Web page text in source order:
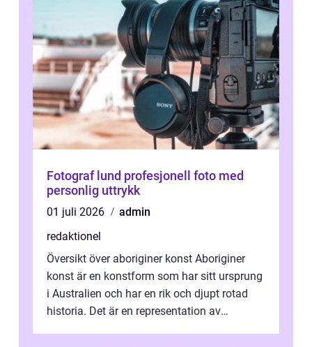
Fotograf lund profesjonell foto med
personlig uttrykk
01 juli 2026
admin
redaktionel
Översikt över aboriginer konst Aboriginer
konst är en konstform som har sitt ursprung
i Australien och har en rik och djupt rotad
historia. Det är en representation av